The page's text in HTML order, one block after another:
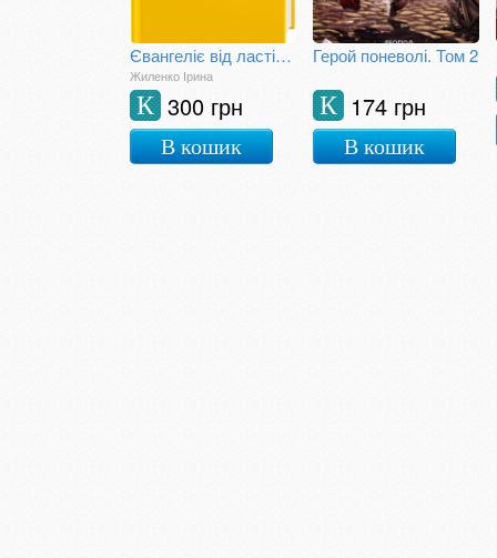
Євангеліє від ластівки
Жиленко Ірина
300 грн
К
В кошик
Герой поневолі. Том 2
174 грн
К
В кошик